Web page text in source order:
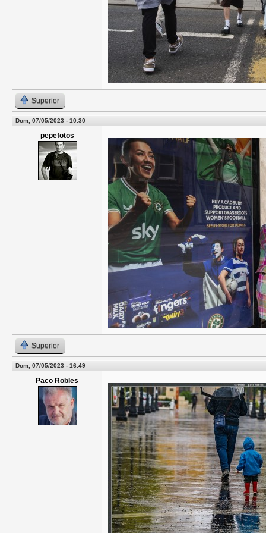
Superior
Dom, 07/05/2023 - 10:30
pepefotos
Superior
Dom, 07/05/2023 - 16:49
Paco Robles